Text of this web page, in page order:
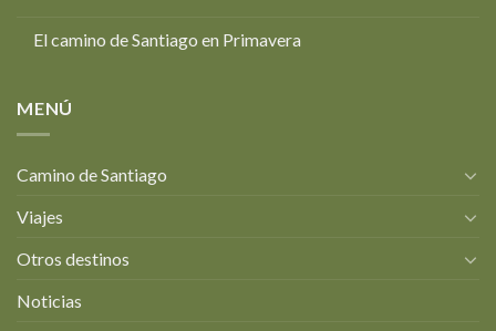
El camino de Santiago en Primavera
MENÚ
Camino de Santiago
Viajes
Otros destinos
Noticias